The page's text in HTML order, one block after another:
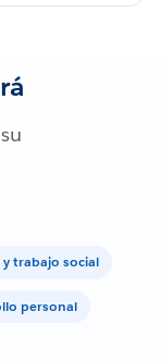
trabajo social
personal